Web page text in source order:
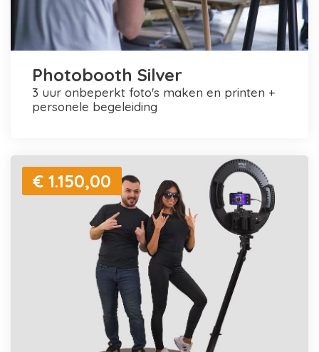
Photobooth Silver
3 uur onbeperkt foto's maken en printen +
personele begeleiding
€ 1.150,00